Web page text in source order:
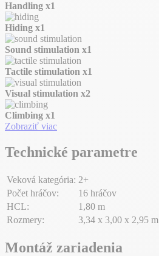
Handling x1
Hiding x1
Sound stimulation x1
Tactile stimulation x1
Visual stimulation x2
Climbing x1
Zobraziť viac
Technické parametre
Veková kategória: 2+
Počet hráčov:
16 hráčov
HCL:
1,80 m
Rozmery:
3,34 x 3,00 x 2,95 m
Montáž zariadenia